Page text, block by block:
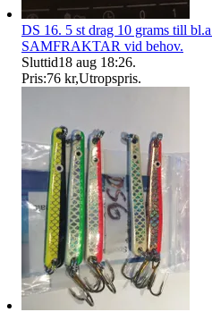
DS 16. 5 st drag 10 grams till
SAMFRAKTAR vid behov.
Sluttid18 aug 18:26.
Pris:76 kr,Utropspris.